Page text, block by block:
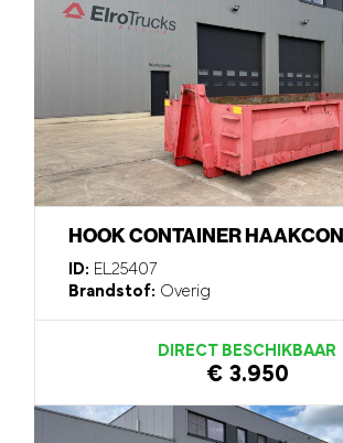
HOOK CONTAINER
ID: EL25407
Brandstof: Overig
DIRECT BESCHIKBAAR
€ 3.950